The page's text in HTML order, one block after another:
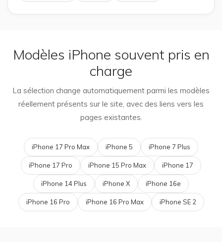
Modèles iPhone souvent pris en
charge
La sélection change automatiquement parmi les modèles
réellement présents sur le site, avec des liens vers les
pages existantes.
iPhone 17 Pro Max iPhone 5 iPhone 7 Plus
iPhone 17 Pro iPhone 15 Pro Max iPhone 17
iPhone 14 Plus iPhone X iPhone 16e
iPhone 16 Pro iPhone 16 Pro Max iPhone SE 2